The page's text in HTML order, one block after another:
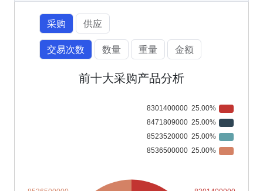
采购
供应
交易次数
数量 重量 金额
前十大采购产品分析